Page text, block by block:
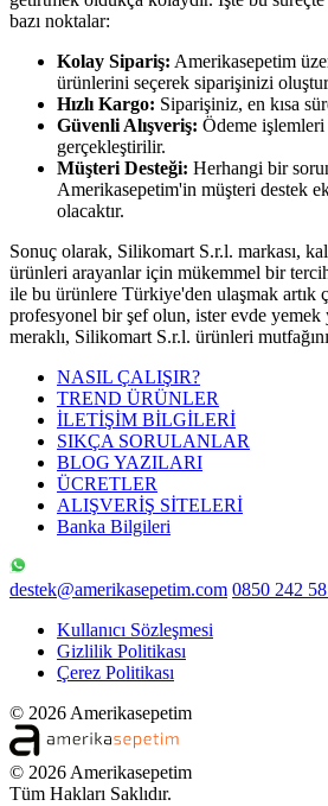
bazı noktalar:
Kolay Sipariş: Amerikasepetim
ürünlerini seçerek siparişinizi
Hızlı Kargo: Siparişiniz, en kısa
Güvenli Alışveriş: Ödeme
gerçekleştirilir.
Müşteri Desteği: Herhangi bir
Amerikasepetim'in müşteri destek
olacaktır.
Sonuç olarak, Silikomart S.r.l. markası,
ürünleri arayanlar için mükemmel bir
ile bu ürünlere Türkiye'den ulaşmak artık
profesyonel bir şef olun, ister evde yemek
meraklı, Silikomart S.r.l. ürünleri
NASIL ÇALIŞIR?
TREND ÜRÜNLER
İLETİŞİM BİLGİLERİ
SIKÇA SORULANLAR
BLOG YAZILARI
ÜCRETLER
ALIŞVERİŞ SİTELERİ
Banka Bilgileri
destek@amerikasepetim.com 0850 242
Kullanıcı Sözleşmesi
Gizlilik Politikası
Çerez Politikası
© 2026 Amerikasepetim
© 2026 Amerikasepetim
Tüm Hakları Saklıdır.